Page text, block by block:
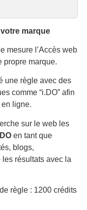
marque
mesure l’Accès web
propre marque.
une règle avec des
comme “i.DO” afin
ligne.
sur le web les
en tant que
blogs,
résultats avec la
règle : 1200 crédits